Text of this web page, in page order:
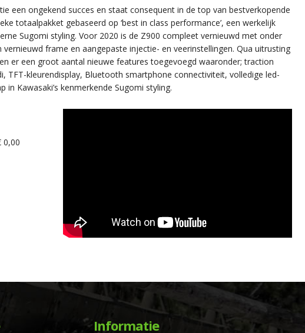
een ongekend succes en staat consequent in de top van bestverkopende
totaalpakket gebaseerd op ‘best in class performance’, een werkelijk
Sugomi styling. Voor 2020 is de Z900 compleet vernieuwd met onder
vernieuwd frame en aangepaste injectie- en veerinstellingen. Qua uitrusting
er een groot aantal nieuwe features toegevoegd waaronder; traction
TFT-kleurendisplay, Bluetooth smartphone connectiviteit, volledige led-
in Kawasaki’s kenmerkende Sugomi styling.
0,00
Informatie